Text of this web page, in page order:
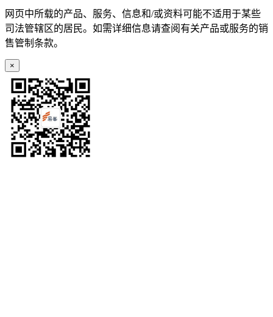
网页中所载的产品、服务、信息和/或资料可能不适用于某些
司法管辖区的居民。如需详细信息请查阅有关产品或服务的销
售管制条款。
×